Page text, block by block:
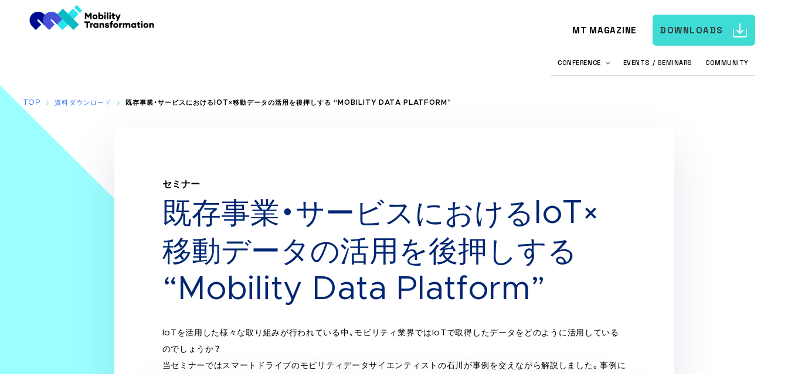
DOWNLOADS
MT MAGAZINE
CONFERENCE EVENTS / SEMINARS COMMUNITY
TOP 資料ダウンロード 既存事業・サービスにおけるIOT×移動データの活用を後押しする “MOBILITY DATA PLATFORM”
セミナー
既存事業・サービスにおけるIoT×
移動データの活用を後押しする
“Mobility Data Platform”
IoTを活用した様々な取り組みが行われている中、モビリティ業界ではIoTで取得したデータをどのように活用している
のでしょうか？
当セミナーではスマートドライブのモビリティデータサイエンティストの石川が事例を交えながら解説しました。事例に